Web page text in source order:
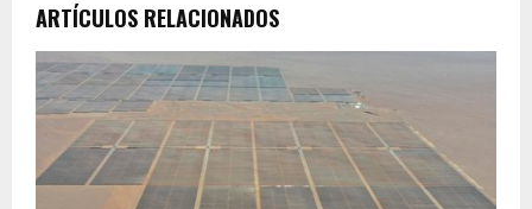
ARTÍCULOS RELACIONADOS